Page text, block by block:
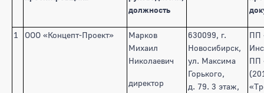
должность
1 ООО «Концепт-Проект»
Марков
Михаил
Николаевич
директор
630099, г.
Новосибирск,
ул. Максима
Горького,
д. 79. 3 этаж,
ПП
ПП